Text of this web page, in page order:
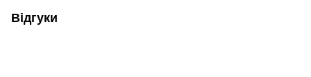
Відгуки